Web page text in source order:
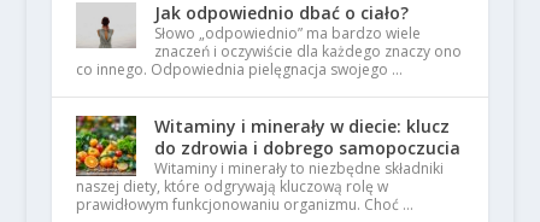
Jak odpowiednio dbać o ciało?
Słowo „odpowiednio” ma bardzo wiele
znaczeń i oczywiście dla każdego znaczy ono
co innego. Odpowiednia pielęgnacja swojego …
Witaminy i minerały w diecie: klucz
do zdrowia i dobrego samopoczucia
Witaminy i minerały to niezbędne składniki
naszej diety, które odgrywają kluczową rolę w
prawidłowym funkcjonowaniu organizmu. Choć …